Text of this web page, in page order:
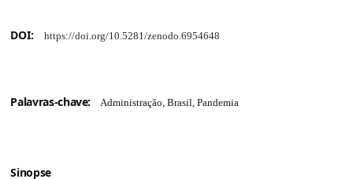
DOI: https://doi.org/10.5281/zenodo.6954648
Palavras-chave: Administração, Brasil, Pandemia
Sinopse